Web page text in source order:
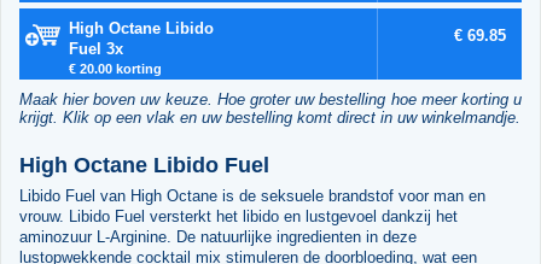
High Octane Libido
Fuel 3x
€ 20.00 korting
€ 69.85
Maak hier boven uw keuze. Hoe groter uw bestelling hoe meer korting u
krijgt. Klik op een vlak en uw bestelling komt direct in uw winkelmandje.
High Octane Libido Fuel
Libido Fuel van High Octane is de seksuele brandstof voor man en
vrouw. Libido Fuel versterkt het libido en lustgevoel dankzij het
aminozuur L-Arginine. De natuurlijke ingredienten in deze
lustopwekkende cocktail mix stimuleren de doorbloeding, wat een